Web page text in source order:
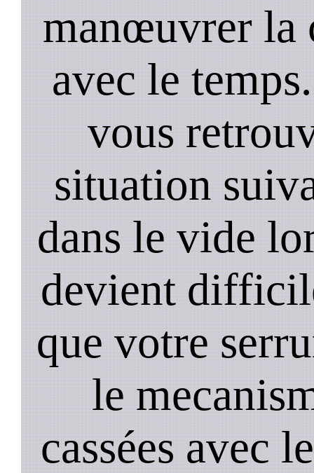
manœuvrer la
avec le
vous
situation
dans le vide
devient
que votre
le
cassées avec